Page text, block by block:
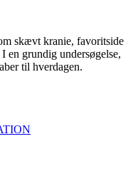
skævt kranie, favoritside
en grundig undersøgelse,
til hverdagen.